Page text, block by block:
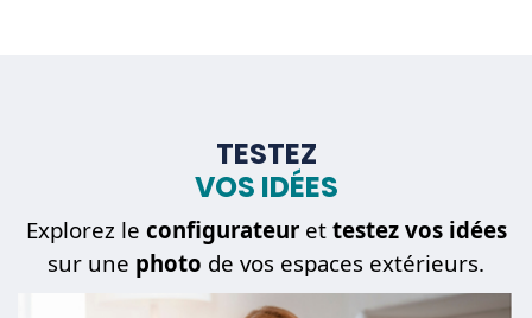
TESTEZ
VOS IDÉES
Explorez le configurateuret testez vos idées
sur une photo de vos espaces extérieurs.